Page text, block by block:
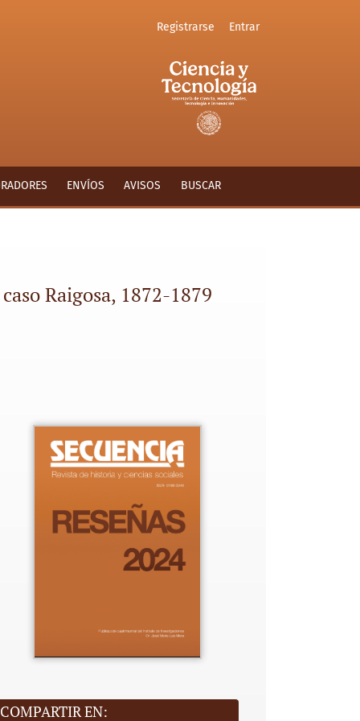
Registrarse Entrar
ENVÍOS AVISOS BUSCAR
Raigosa, 1872-1879
COMPARTIR EN: